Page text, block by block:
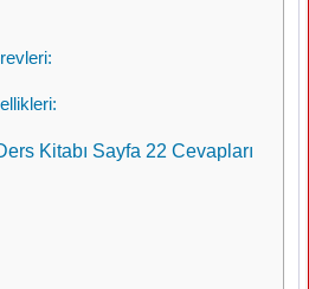
Kitabı Sayfa 22 Cevapları